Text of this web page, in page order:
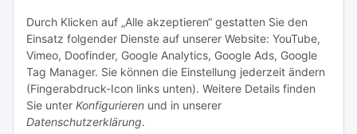
Durch Klicken auf „Alle akzeptieren“ gestatten Sie den
Einsatz folgender Dienste auf unserer Website: YouTube,
Vimeo, Doofinder, Google Analytics, Google Ads, Google
Tag Manager. Sie können die Einstellung jederzeit ändern
(Fingerabdruck-Icon links unten). Weitere Details finden
Sie unter Konfigurieren und in unserer
Datenschutzerklärung.
Rechtliches
Allgemeines
Firma